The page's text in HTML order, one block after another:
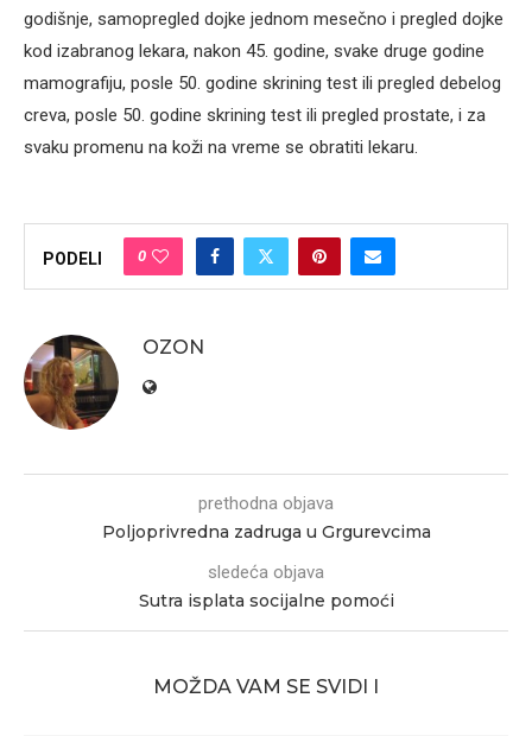
godišnje, samopregled dojke jednom mesečno i pregled dojke
kod izabranog lekara, nakon 45. godine, svake druge godine
mamografiju, posle 50. godine skrining test ili pregled debelog
creva, posle 50. godine skrining test ili pregled prostate, i za
svaku promenu na koži na vreme se obratiti lekaru.
PODELI 0
OZON
prethodna objava
Poljoprivredna zadruga u Grgurevcima
sledeća objava
Sutra isplata socijalne pomoći
MOŽDA VAM SE SVIDI I